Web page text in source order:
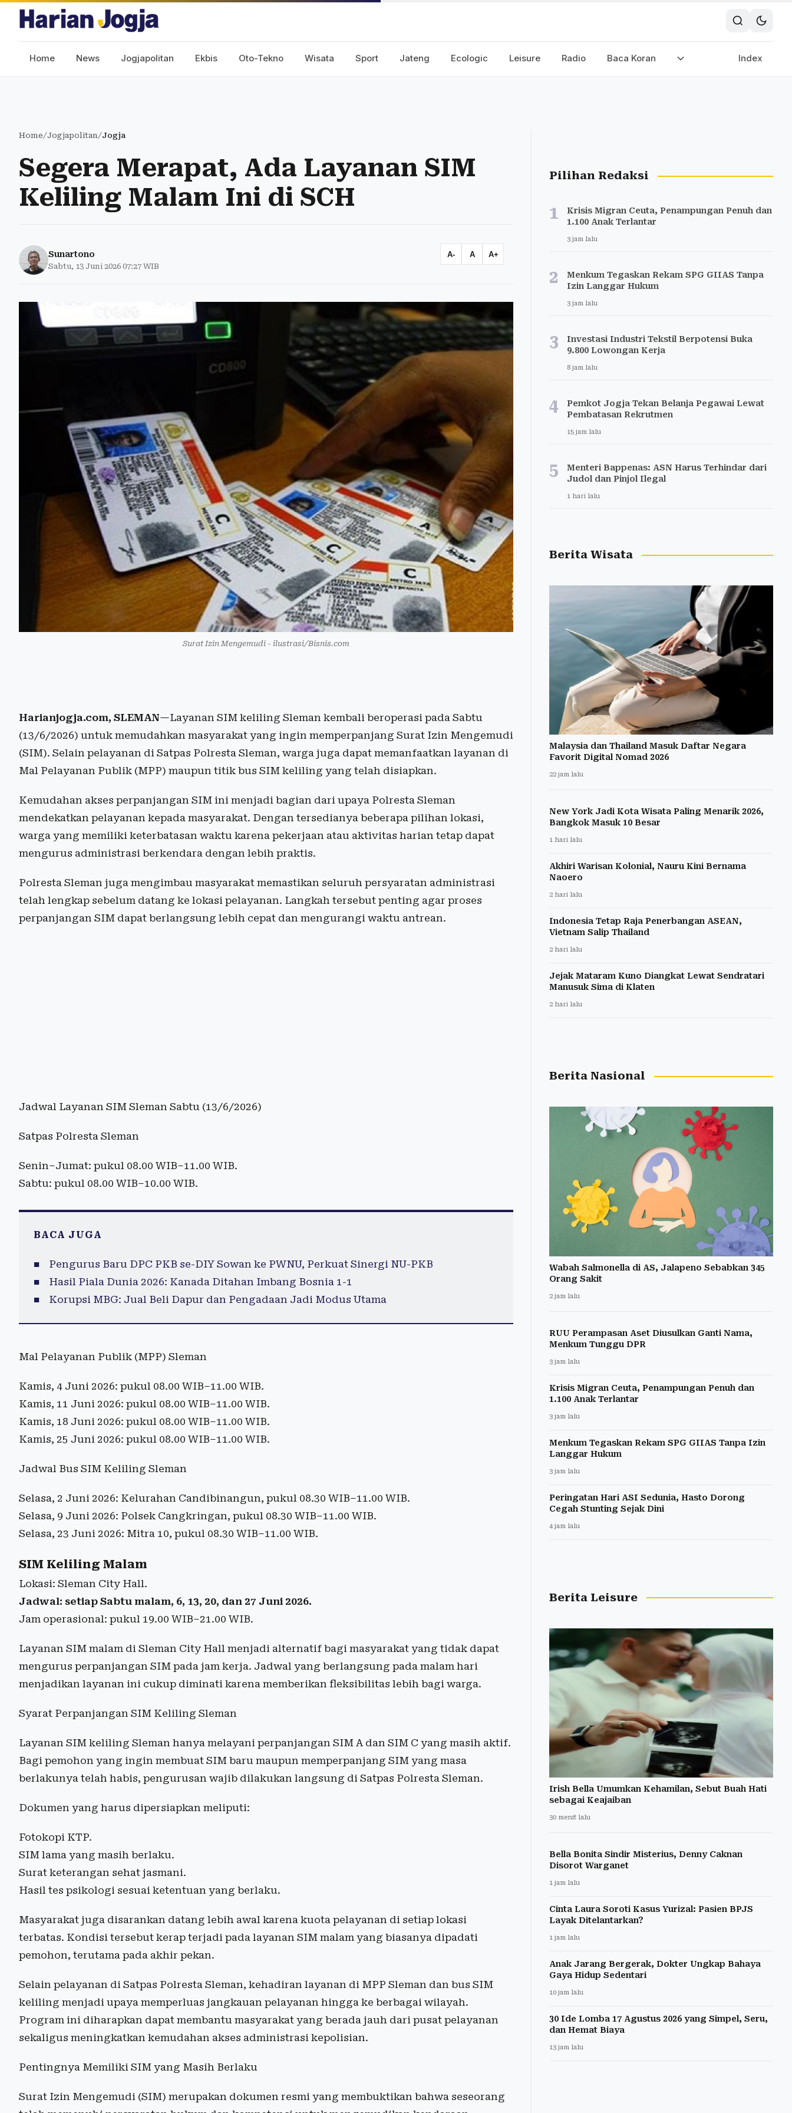
Home News Jogjapolitan Ekbis Oto-Tekno Wisata Sport Jateng Ecologic Leisure Radio Baca Koran Index
Home/Jogjapolitan/Jogja
Segera Merapat, Ada Layanan SIM
Keliling Malam Ini di SCH
Sunartono
Sabtu, 13 Juni 2026 07:27 WIB
A- A A+
Surat Izin Mengemudi - ilustrasi/Bisnis.com
Harianjogja.com, SLEMAN—Layanan SIM keliling Sleman kembali beroperasi pada Sabtu
(13/6/2026) untuk memudahkan masyarakat yang ingin memperpanjang Surat Izin Mengemudi
(SIM). Selain pelayanan di Satpas Polresta Sleman, warga juga dapat memanfaatkan layanan di
Mal Pelayanan Publik (MPP) maupun titik bus SIM keliling yang telah disiapkan.
Kemudahan akses perpanjangan SIM ini menjadi bagian dari upaya Polresta Sleman
mendekatkan pelayanan kepada masyarakat. Dengan tersedianya beberapa pilihan lokasi,
warga yang memiliki keterbatasan waktu karena pekerjaan atau aktivitas harian tetap dapat
mengurus administrasi berkendara dengan lebih praktis.
Polresta Sleman juga mengimbau masyarakat memastikan seluruh persyaratan administrasi
telah lengkap sebelum datang ke lokasi pelayanan. Langkah tersebut penting agar proses
perpanjangan SIM dapat berlangsung lebih cepat dan mengurangi waktu antrean.
Jadwal Layanan SIM Sleman Sabtu (13/6/2026)
Satpas Polresta Sleman
Senin–Jumat: pukul 08.00 WIB–11.00 WIB.
Sabtu: pukul 08.00 WIB–10.00 WIB.
BACA JUGA
Pengurus Baru DPC PKB se-DIY Sowan ke PWNU, Perkuat Sinergi NU-PKB
Hasil Piala Dunia 2026: Kanada Ditahan Imbang Bosnia 1-1
Korupsi MBG: Jual Beli Dapur dan Pengadaan Jadi Modus Utama
Mal Pelayanan Publik (MPP) Sleman
Kamis, 4 Juni 2026: pukul 08.00 WIB–11.00 WIB.
Kamis, 11 Juni 2026: pukul 08.00 WIB–11.00 WIB.
Kamis, 18 Juni 2026: pukul 08.00 WIB–11.00 WIB.
Kamis, 25 Juni 2026: pukul 08.00 WIB–11.00 WIB.
Jadwal Bus SIM Keliling Sleman
Selasa, 2 Juni 2026: Kelurahan Candibinangun, pukul 08.30 WIB–11.00 WIB.
Selasa, 9 Juni 2026: Polsek Cangkringan, pukul 08.30 WIB–11.00 WIB.
Selasa, 23 Juni 2026: Mitra 10, pukul 08.30 WIB–11.00 WIB.
SIM Keliling Malam
Lokasi: Sleman City Hall.
Jadwal: setiap Sabtu malam, 6, 13, 20, dan 27 Juni 2026.
Jam operasional: pukul 19.00 WIB–21.00 WIB.
Layanan SIM malam di Sleman City Hall menjadi alternatif bagi masyarakat yang tidak dapat
mengurus perpanjangan SIM pada jam kerja. Jadwal yang berlangsung pada malam hari
menjadikan layanan ini cukup diminati karena memberikan fleksibilitas lebih bagi warga.
Syarat Perpanjangan SIM Keliling Sleman
Layanan SIM keliling Sleman hanya melayani perpanjangan SIM A dan SIM C yang masih aktif.
Bagi pemohon yang ingin membuat SIM baru maupun memperpanjang SIM yang masa
berlakunya telah habis, pengurusan wajib dilakukan langsung di Satpas Polresta Sleman.
Dokumen yang harus dipersiapkan meliputi:
Fotokopi KTP.
SIM lama yang masih berlaku.
Surat keterangan sehat jasmani.
Hasil tes psikologi sesuai ketentuan yang berlaku.
Masyarakat juga disarankan datang lebih awal karena kuota pelayanan di setiap lokasi
terbatas. Kondisi tersebut kerap terjadi pada layanan SIM malam yang biasanya dipadati
pemohon, terutama pada akhir pekan.
Selain pelayanan di Satpas Polresta Sleman, kehadiran layanan di MPP Sleman dan bus SIM
keliling menjadi upaya memperluas jangkauan pelayanan hingga ke berbagai wilayah.
Program ini diharapkan dapat membantu masyarakat yang berada jauh dari pusat pelayanan
sekaligus meningkatkan kemudahan akses administrasi kepolisian.
Pentingnya Memiliki SIM yang Masih Berlaku
Surat Izin Mengemudi (SIM) merupakan dokumen resmi yang membuktikan bahwa seseorang
Pilihan Redaksi
1
Krisis Migran Ceuta, Penampungan Penuh dan
1.100 Anak Terlantar
3 jam lalu
2
Menkum Tegaskan Rekam SPG GIIAS Tanpa
Izin Langgar Hukum
3 jam lalu
3
Investasi Industri Tekstil Berpotensi Buka
9.800 Lowongan Kerja
8 jam lalu
4
Pemkot Jogja Tekan Belanja Pegawai Lewat
Pembatasan Rekrutmen
15 jam lalu
5
Menteri Bappenas: ASN Harus Terhindar dari
Judol dan Pinjol Ilegal
1 hari lalu
Berita Wisata
Malaysia dan Thailand Masuk Daftar Negara
Favorit Digital Nomad 2026
22 jam lalu
New York Jadi Kota Wisata Paling Menarik 2026,
Bangkok Masuk 10 Besar
1 hari lalu
Akhiri Warisan Kolonial, Nauru Kini Bernama
Naoero
2 hari lalu
Indonesia Tetap Raja Penerbangan ASEAN,
Vietnam Salip Thailand
2 hari lalu
Jejak Mataram Kuno Diangkat Lewat Sendratari
Manusuk Sima di Klaten
2 hari lalu
Berita Nasional
Wabah Salmonella di AS, Jalapeno Sebabkan 345
Orang Sakit
2 jam lalu
RUU Perampasan Aset Diusulkan Ganti Nama,
Menkum Tunggu DPR
3 jam lalu
Krisis Migran Ceuta, Penampungan Penuh dan
1.100 Anak Terlantar
3 jam lalu
Menkum Tegaskan Rekam SPG GIIAS Tanpa Izin
Langgar Hukum
3 jam lalu
Peringatan Hari ASI Sedunia, Hasto Dorong
Cegah Stunting Sejak Dini
4 jam lalu
Berita Leisure
Irish Bella Umumkan Kehamilan, Sebut Buah Hati
sebagai Keajaiban
30 menit lalu
Bella Bonita Sindir Misterius, Denny Caknan
Disorot Warganet
1 jam lalu
Cinta Laura Soroti Kasus Yurizal: Pasien BPJS
Layak Ditelantarkan?
1 jam lalu
Anak Jarang Bergerak, Dokter Ungkap Bahaya
Gaya Hidup Sedentari
10 jam lalu
30 Ide Lomba 17 Agustus 2026 yang Simpel, Seru,
dan Hemat Biaya
13 jam lalu